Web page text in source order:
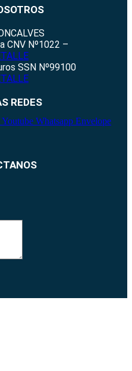
CNV Nº1022 –
SSN Nº99100
REDES
Youtube Whatsapp Envelope